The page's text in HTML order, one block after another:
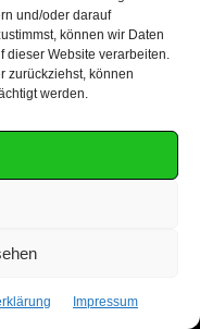
und/oder darauf
können wir Daten
dieser Website verarbeiten.
zurückziehst, können
werden.
Impressum